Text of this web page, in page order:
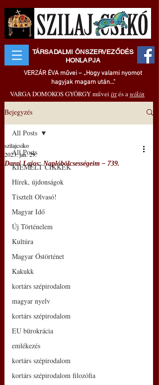
TÁRSADALMI ÖNSZERVEZŐDÉS
HONLAPJA
VERZÁR ÉVA művei – „Hogy valami nyomot
hagyjak magam után..."
VARGA DOMOKOS GYÖRGY művei ittés awikin
Bejegyzés
All Posts
KIEMELT CIKKEK
Hírek, újdonságok
Tisztelt Olvasó!
Magyar Idő
Új Történelem
Kultúra
Magyar Őstörténet
Kakukk
kortárs szépirodalom
magyar nyelv
kortárs szépirodalom
EU bürokrácia
emlékezés
kortárs szépirodalom
kortárs szépirodalom filozófia
All Posts
Darai Lajos: Naplóbölcsességeim – 739.
szilajcsiko
2023. jan. 29.